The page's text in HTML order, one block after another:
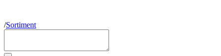
/Sortiment